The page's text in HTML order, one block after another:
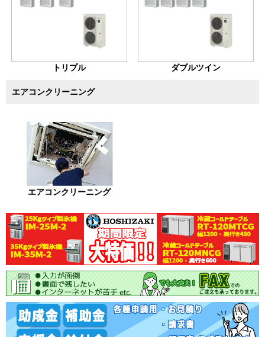
トリプル ダブルツイン
エアコンクリーニング
エアコンクリーニング